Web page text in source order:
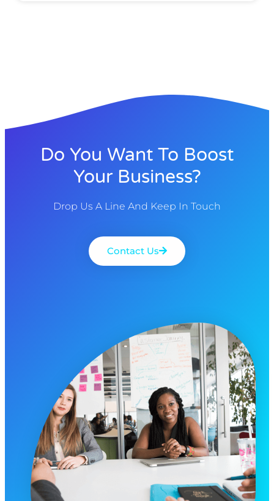
Do You Want To Boost
Your Business?
Drop Us A Line And Keep In Touch
Contact Us